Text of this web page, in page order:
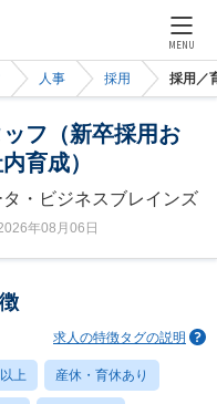
MENU
人事 採用 採用／
フ（新卒採用お
育成）
・ビジネスブレインズ
年08月06日
求人の特徴タグの説明
上 産休・育休あり